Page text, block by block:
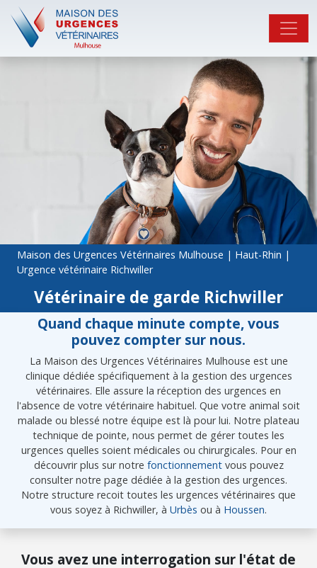
Maison des Urgences Vétérinaires Mulhouse | Haut-Rhin |
Urgence vétérinaire Richwiller
Vétérinaire de garde Richwiller
Quand chaque minute compte, vous
pouvez compter sur nous.
La Maison des Urgences Vétérinaires Mulhouse est une
clinique dédiée spécifiquement à la gestion des urgences
vétérinaires. Elle assure la réception des urgences en
l'absence de votre vétérinaire habituel. Que votre animal soit
malade ou blessé notre équipe est là pour lui. Notre plateau
technique de pointe, nous permet de gérer toutes les
urgences quelles soient médicales ou chirurgicales. Pour en
découvrir plus sur notre fonctionnementvous pouvez
consulter notre page dédiée à la gestion des urgences.
Notre structure recoit toutes les urgences vétérinaires que
vous soyez à Richwiller, à Urbès ou à Houssen.
Vous avez une interrogation sur l'état de